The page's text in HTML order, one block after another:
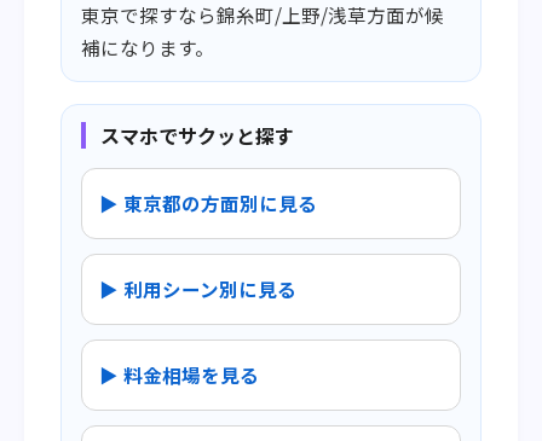
東京で探すなら錦糸町/上野/浅草方面が候
補になります。
スマホでサクッと探す
▶ 東京都の方面別に見る
▶ 利用シーン別に見る
▶ 料金相場を見る